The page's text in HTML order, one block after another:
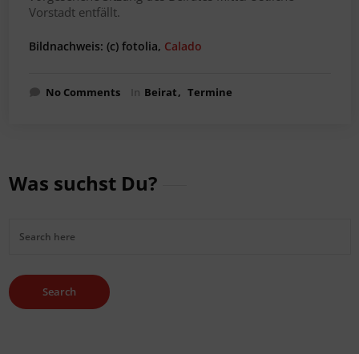
Vorstadt entfällt.
Bildnachweis: (c) fotolia, Calado
No Comments In Beirat Termine
Was suchst Du?